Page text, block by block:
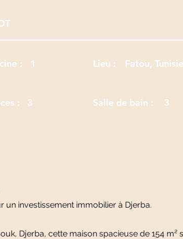
: 1 Lieu : Fatou, Tunisie
: 3 Salle de bain : 3
investissement immobilier à Djerba.
Djerba, cette maison spacieuse de 154 m²